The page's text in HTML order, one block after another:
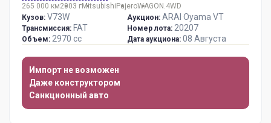
265 000 км2003 гMitsubishi PajeroWAGON.4WD
Кузов: V73W
Трансмиссия: FAT
Объем: 2970 сс
Аукцион: ARAI Oyama VT
Номер лота: 20207
Дата аукциона: 08 Августа
Импорт не возможен
Даже конструктором
Санкционный авто